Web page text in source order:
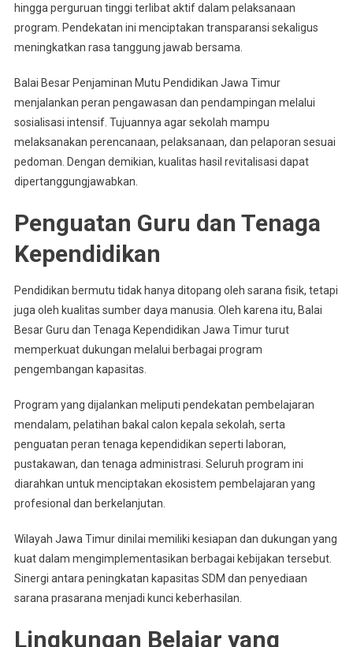
hingga perguruan tinggi terlibat aktif dalam pelaksanaan
program. Pendekatan ini menciptakan transparansi sekaligus
meningkatkan rasa tanggung jawab bersama.
Balai Besar Penjaminan Mutu Pendidikan Jawa Timur
menjalankan peran pengawasan dan pendampingan melalui
sosialisasi intensif. Tujuannya agar sekolah mampu
melaksanakan perencanaan, pelaksanaan, dan pelaporan sesuai
pedoman. Dengan demikian, kualitas hasil revitalisasi dapat
dipertanggungjawabkan.
Penguatan Guru dan Tenaga
Kependidikan
Pendidikan bermutu tidak hanya ditopang oleh sarana fisik, tetapi
juga oleh kualitas sumber daya manusia. Oleh karena itu, Balai
Besar Guru dan Tenaga Kependidikan Jawa Timur turut
memperkuat dukungan melalui berbagai program
pengembangan kapasitas.
Program yang dijalankan meliputi pendekatan pembelajaran
mendalam, pelatihan bakal calon kepala sekolah, serta
penguatan peran tenaga kependidikan seperti laboran,
pustakawan, dan tenaga administrasi. Seluruh program ini
diarahkan untuk menciptakan ekosistem pembelajaran yang
profesional dan berkelanjutan.
Wilayah Jawa Timur dinilai memiliki kesiapan dan dukungan yang
kuat dalam mengimplementasikan berbagai kebijakan tersebut.
Sinergi antara peningkatan kapasitas SDM dan penyediaan
sarana prasarana menjadi kunci keberhasilan.
Lingkungan Belajar yang